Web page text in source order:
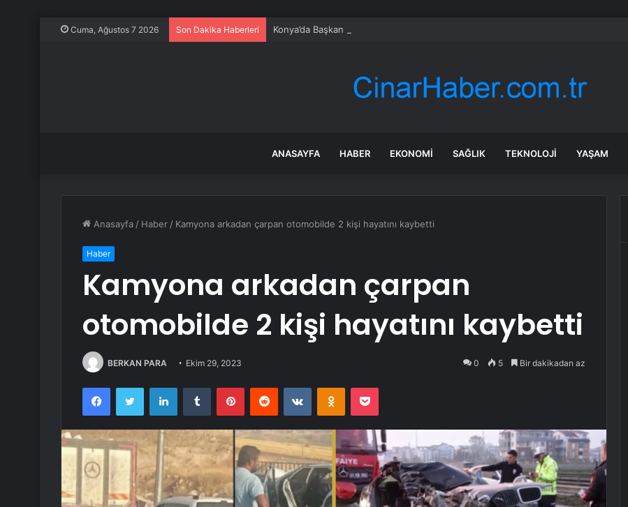
Cuma, Ağustos 7 2026 Son Dakika Haberleri Konya’da Başkan Altay öğrencilerin heyecanına ortak oldu
ANASAYFA HABER EKONOMI SAĞLIK TEKNOLOJI YAŞAM
Anasayfa / Haber / Kamyona arkadan çarpan otomobilde 2 kişi hayatını kaybetti
Haber
Kamyona arkadan çarpan
otomobilde 2 kişi hayatını kaybetti
BERKAN PARA Ekim 29, 2023 0 5 Bir dakikadan az
FacebookTwitter LinkedInTumblr PinterestReddit VKontakteOdnoklassniki
Pocket